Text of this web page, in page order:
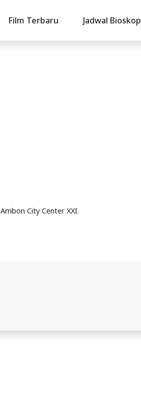
Film Terbaru Jadwal Bioskop
City Center XXI.